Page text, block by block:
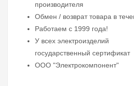
производителя
Обмен / возврат товара в
Работаем с 1999 года!
У всех электроизделий
государственный сертификат
ООО "Электрокомпонент"